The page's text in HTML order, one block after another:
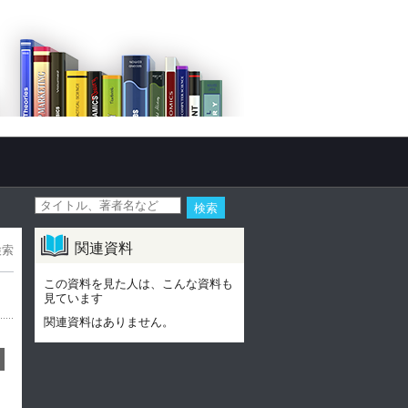
関連資料
この資料を見た人は、こんな資料も
見ています
関連資料はありません。